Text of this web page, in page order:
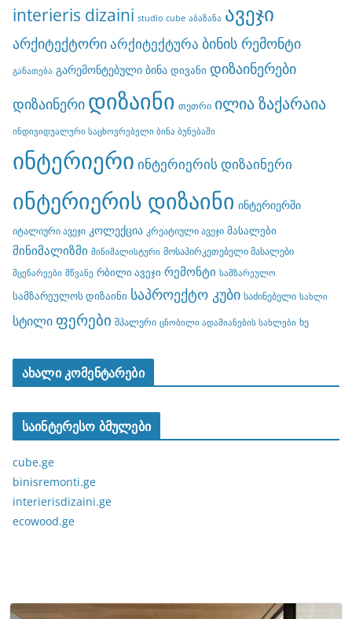
interieris dizaini studio cube აბაზანა ავეჯი
არქიტექტორიარქიტექტურა ბინის რემონტი
განათება გარემონტებული ბინა დივანი დიზაინერები
დიზაინერი დიზაინი თეთრი ილია ზაქარაია
ინდივიდუალური საცხოვრებელი ბინა ბუნებაში
ინტერიერი ინტერიერის დიზაინერი
ინტერიერის დიზაინი ინტერიერში
იტალიური ავეჯი კოლექცია კრეატიული ავეჯი მასალები
მინიმალიზმი მინიმალისტური მოსაპირკეთებელი მასალები
მცენარეები მწვანე რბილი ავეჯი რემონტი სამზარეულო
სამზარეულოს დიზაინი საპროექტო კუბი საძინებელი სახლი
სტილი ფერები შპალერი ცნობილი ადამიანების სახლები ხე
ახალი კომენტარები
საინტერესო ბმულები
cube.ge
binisremonti.ge
interierisdizaini.ge
ecowood.ge